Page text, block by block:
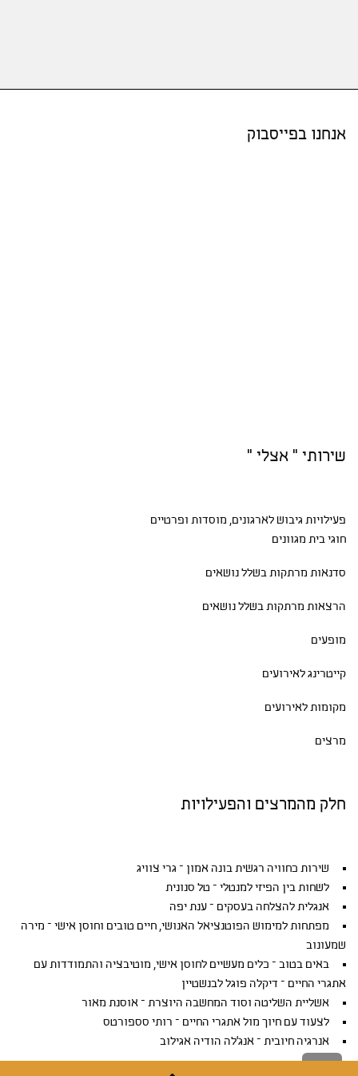
אנחנו בפייסבוק
שירותי " אצלי "
פעילויות גיבושלארגונים, מוסדות ופרטיים
חוגי בית מגוונים
סדנאות מרתקות בשלל נושאים
הרצאות מרתקות בשלל נושאים
מופעים
קייטרינג לאירועים
מקומות לאירועים
מרצים
חלק מהמרצים והפעילויות
שירות כחוויה רגשית בונה אמון – גרי צוויג
לשחות בין הפיזי למנטלי – טל סנונית
אנגלית להצלחה בעסקים – ענת יפה
מפתחות למימוש הפוטנציאל האנושי, חיים טובים וחוסן אישי – מירה
שמעונוב
באים בטוב – כלים מעשיים לחוסן אישי, מוטיבציה והתמודדות עם
אתגרי החיים – דיקלה פוגל לבנשטיין
אשליית השליטה וסוד המחשבה היוצרת – אוסנת מאור
לצעוד עם חיוך מול אתגרי החיים – רותי סספורטס
אנרגיה חיובית – אנג'לה הודיה אגילוב